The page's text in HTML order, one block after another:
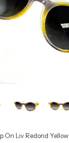
On Liv Redond Yellow